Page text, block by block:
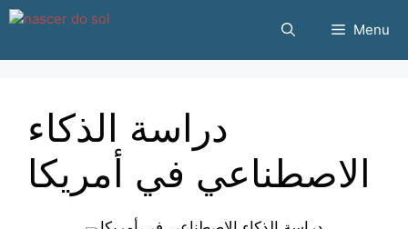
Pular
o
Menu
دراسة الذكاء
الاصطناعي في أمريكا